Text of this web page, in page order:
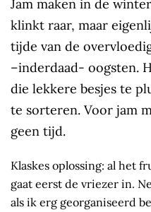
Jam maken in de
klinkt raar, maar
tijde van de
–inderdaad- oogsten.
die lekkere besjes te
te sorteren. Voor jam
geen tijd.
Klaskes oplossing: al het
gaat eerst de vriezer in.
als ik erg georganiseerd